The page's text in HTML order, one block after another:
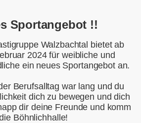
Sportangebot !!
Walzbachtal bietet ab
2024 für weibliche und
ein neues Sportangebot an.
Berufsalltag war lang und du
dich zu bewegen und dich
dir deine Freunde und komm
Böhnlichhalle!